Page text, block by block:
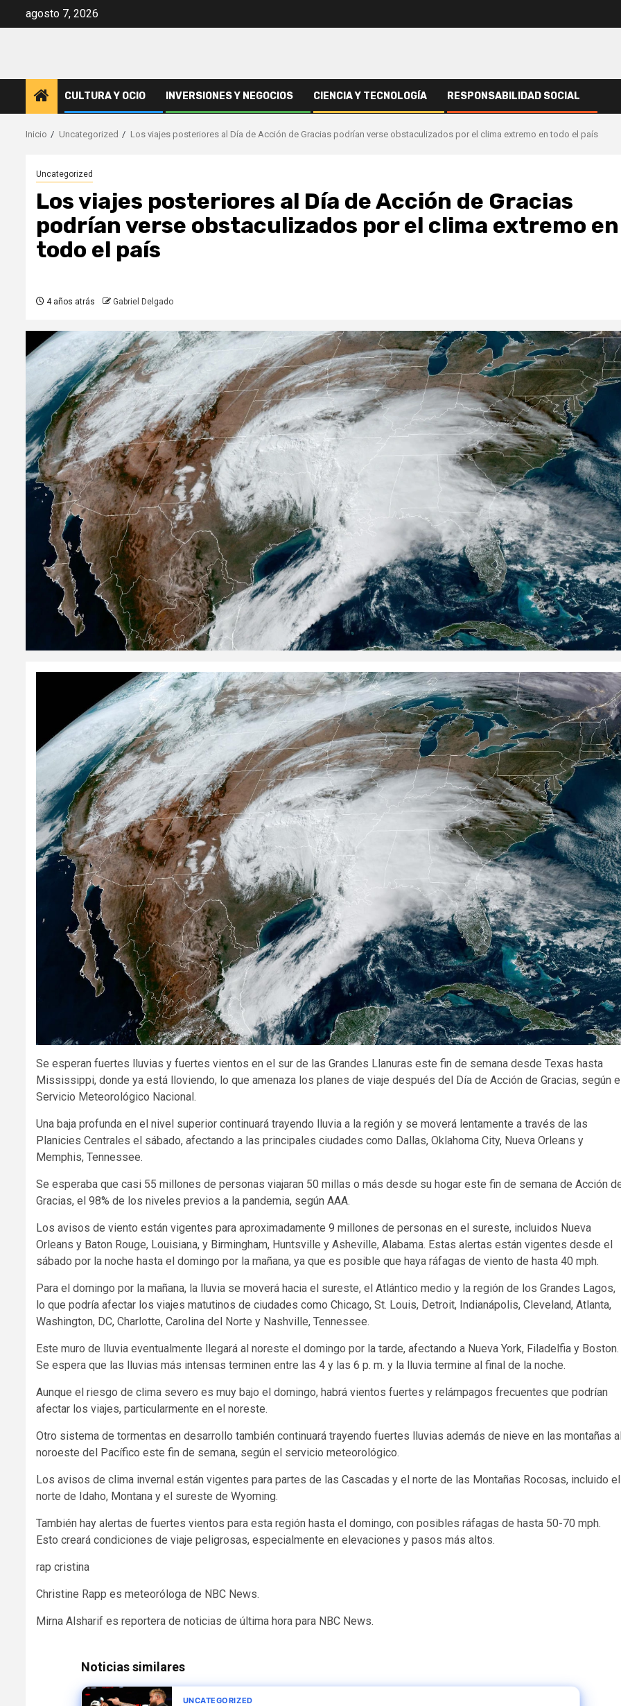
agosto 7, 2026
CULTURA Y OCIO INVERSIONES Y NEGOCIOS CIENCIA Y TECNOLOGÍA RESPONSABILIDAD SOCIAL
Inicio Uncategorized Los viajes posteriores al Día de Acción de Gracias podrían verse obstaculizados por el clima extremo en todo el país
Uncategorized
Los viajes posteriores al Día de Acción de Gracias
podrían verse obstaculizados por el clima extremo en
todo el país
4 años atrás Gabriel Delgado
Se esperan fuertes lluvias y fuertes vientos en el sur de las Grandes Llanuras este fin de semana desde Texas hasta
Mississippi, donde ya está lloviendo, lo que amenaza los planes de viaje después del Día de Acción de Gracias, según
Servicio Meteorológico Nacional.
Una baja profunda en el nivel superior continuará trayendo lluvia a la región y se moverá lentamente a través de las
Planicies Centrales el sábado, afectando a las principales ciudades como Dallas, Oklahoma City, Nueva Orleans y
Memphis, Tennessee.
Se esperaba que casi 55 millones de personas viajaran 50 millas o más desde su hogar este fin de semana de Acción
Gracias, el 98% de los niveles previos a la pandemia, según AAA.
Los avisos de viento están vigentes para aproximadamente 9 millones de personas en el sureste, incluidos Nueva
Orleans y Baton Rouge, Louisiana, y Birmingham, Huntsville y Asheville, Alabama. Estas alertas están vigentes desde el
sábado por la noche hasta el domingo por la mañana, ya que es posible que haya ráfagas de viento de hasta 40 mph.
Para el domingo por la mañana, la lluvia se moverá hacia el sureste, el Atlántico medio y la región de los Grandes Lagos,
lo que podría afectar los viajes matutinos de ciudades como Chicago, St. Louis, Detroit, Indianápolis, Cleveland, Atlanta,
Washington, DC, Charlotte, Carolina del Norte y Nashville, Tennessee.
Este muro de lluvia eventualmente llegará al noreste el domingo por la tarde, afectando a Nueva York, Filadelfia y Boston.
Se espera que las lluvias más intensas terminen entre las 4 y las 6 p. m. y la lluvia termine al final de la noche.
Aunque el riesgo de clima severo es muy bajo el domingo, habrá vientos fuertes y relámpagos frecuentes que podrían
afectar los viajes, particularmente en el noreste.
Otro sistema de tormentas en desarrollo también continuará trayendo fuertes lluvias además de nieve en las montañas
noroeste del Pacífico este fin de semana, según el servicio meteorológico.
Los avisos de clima invernal están vigentes para partes de las Cascadas y el norte de las Montañas Rocosas, incluido el
norte de Idaho, Montana y el sureste de Wyoming.
También hay alertas de fuertes vientos para esta región hasta el domingo, con posibles ráfagas de hasta 50-70 mph.
Esto creará condiciones de viaje peligrosas, especialmente en elevaciones y pasos más altos.
rap cristina
Christine Rapp es meteoróloga de NBC News.
Mirna Alsharif es reportera de noticias de última hora para NBC News.
Noticias similares
UNCATEGORIZED